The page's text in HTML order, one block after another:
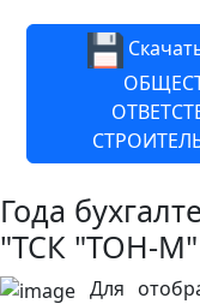
Года
"ТСК "ТОН-
Для